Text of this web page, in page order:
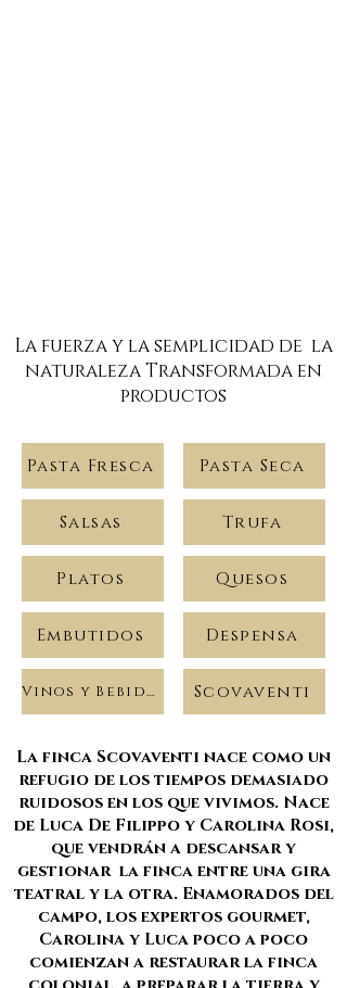
La fuerza y lasemplicidad de la
naturalezaTransformadaen
productos
Pasta Fresca
Salsas
Platos
Embutidos
Vinos y Bebidas
Pasta Seca
Trufa
Quesos
Despensa
Scovaventi
La finca Scovaventi nace como un
refugio de los tiempos demasiado
ruidosos en los que vivimos. Nace
de Luca De Filippo y Carolina Rosi,
que vendrán a descansar y
gestionar la finca entre una gira
teatral y la otra. Enamorados del
campo, los expertos gourmet,
Carolina y Luca poco a poco
comienzan a restaurar la finca